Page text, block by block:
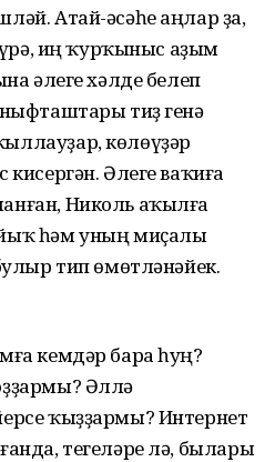
Атай-әсәһе аңлар ҙа,
иң ҡурҡыныс аҙым
әлеге хәлде белеп
тиҙ генә
көлөүҙәр
Әлеге ваҡиға
Николь аҡылға
һәм уның миҫалы
тип өмөтләнәйек.
кемдәр бара һуң?
Әллә
ҡыҙҙармы? Интернет
тегеләре лә, былары